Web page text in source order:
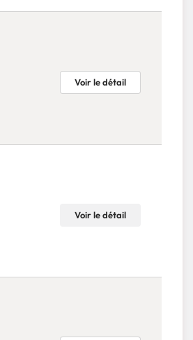
Voir le détail
Voir le détail